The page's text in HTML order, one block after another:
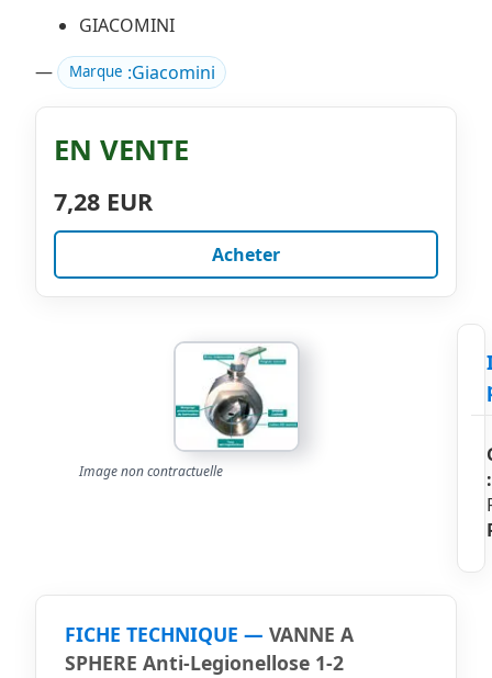
GIACOMINI
—
Marque :Giacomini
EN VENTE
7,28 EUR
Acheter
Image non contractuelle
:
FICHE TECHNIQUE — VANNE A
SPHERE Anti-Legionellose 1-2